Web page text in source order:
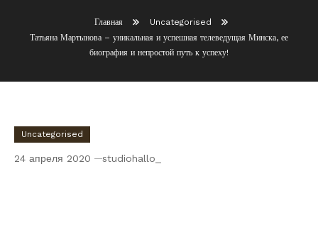
Главная
Uncategorised
Татьяна Мартынова – уникальная и успешная телеведущая Минска, ее
биография и непростой путь к успеху!
Uncategorised
24 апреля 2020 studiohallo_